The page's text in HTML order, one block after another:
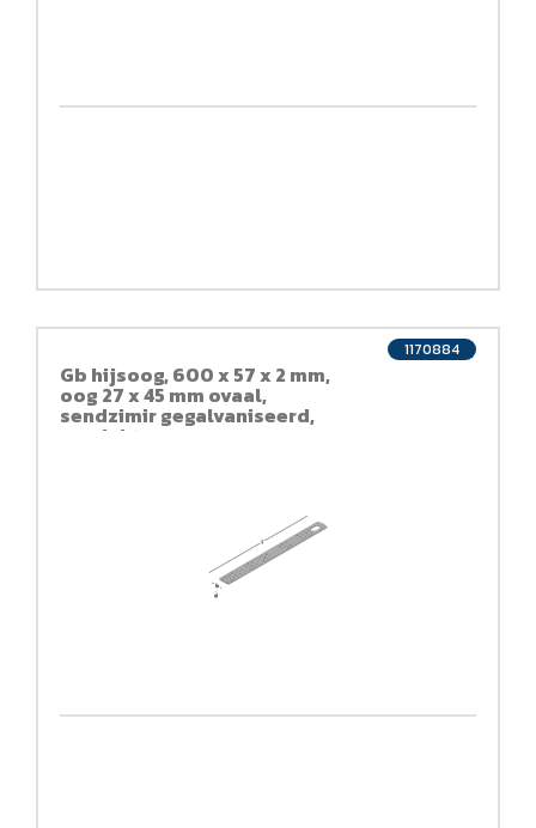
Gb hijsoog, 600 x 57 x 2 mm,
oog 27 x 45 mm ovaal,
sendzimir gegalvaniseerd,
verzinkt
1170884